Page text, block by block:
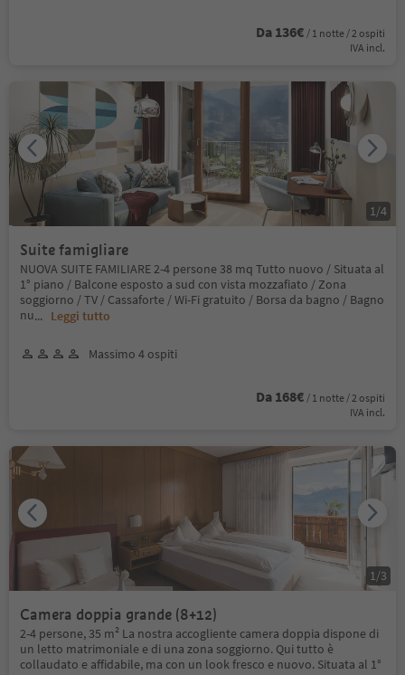
Da 136€ / 1 notte / 2 ospiti
IVA incl.
Suite famigliare
NUOVA SUITE FAMILIARE 2-4 persone 38 mq Tutto nuovo / Situata al
1° piano / Balcone esposto a sud con vista mozzafiato / Zona
soggiorno / TV / Cassaforte / Wi-Fi gratuito / Borsa da bagno / Bagno
nu... Leggi tutto
Massimo 4 ospiti
Da 168€ / 1 notte / 2 ospiti
IVA incl.
1 /4
Camera doppia grande (8+12)
2-4 persone, 35 m² La nostra accogliente camera doppia dispone di
un letto matrimoniale e di una zona soggiorno. Qui tutto è
collaudato e affidabile, ma con un look fresco e nuovo. Situata al 1°
1 /3